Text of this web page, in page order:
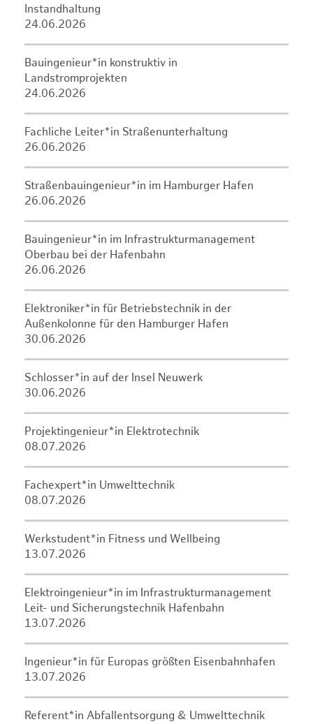
Instandhaltung
24.06.2026
Bauingenieur*in konstruktiv in
Landstromprojekten
24.06.2026
Fachliche Leiter*in Straßenunterhaltung
26.06.2026
Straßenbauingenieur*in im Hamburger Hafen
26.06.2026
Bauingenieur*in im Infrastrukturmanagement
Oberbau bei der Hafenbahn
26.06.2026
Elektroniker*in für Betriebstechnik in der
Außenkolonne für den Hamburger Hafen
30.06.2026
Schlosser*in auf der Insel Neuwerk
30.06.2026
Projektingenieur*in Elektrotechnik
08.07.2026
Fachexpert*in Umwelttechnik
08.07.2026
Werkstudent*in Fitness und Wellbeing
13.07.2026
Elektroingenieur*in im Infrastrukturmanagement
Leit- und Sicherungstechnik Hafenbahn
13.07.2026
Ingenieur*in für Europas größten Eisenbahnhafen
13.07.2026
Referent*in Abfallentsorgung & Umwelttechnik